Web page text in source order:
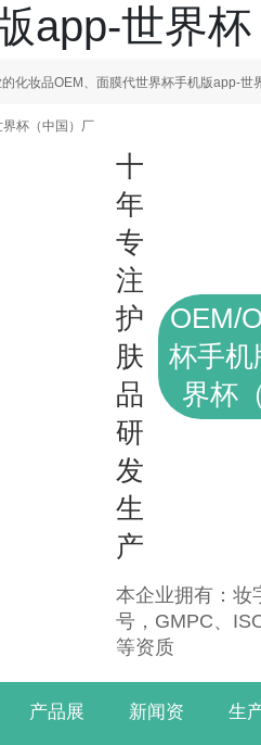
app-世界
化妆品OEM、面膜代世界杯手机版app-世
杯（中国）厂
十
年
专
注
护
肤
品
研
发
生
产
OEM/
杯手机
界杯
本企业拥有：妆
号，GMPC、
等资质
产品展 新闻资 生